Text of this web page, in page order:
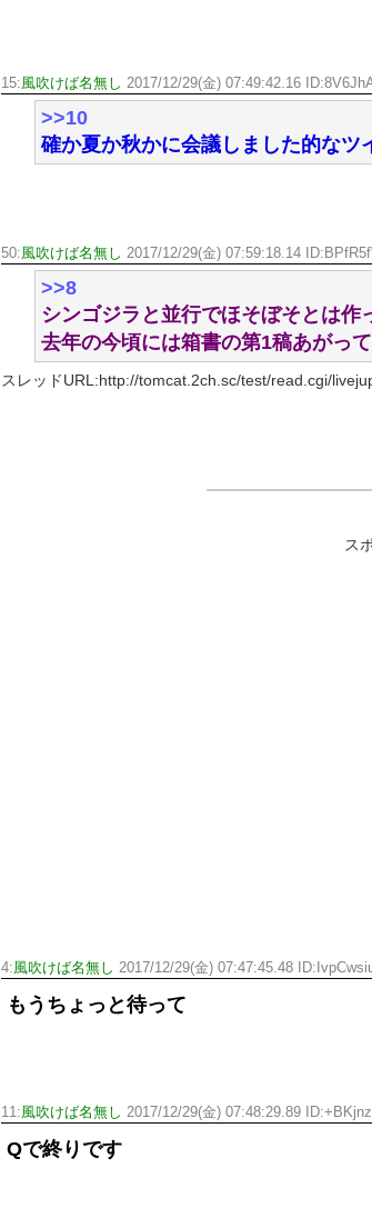
15:風吹けば名無し 2017/12/29(金) 07:49:42.16 ID:
>>10
確か夏か秋かに会議しました的なツ
50:風吹けば名無し 2017/12/29(金) 07:59:18.14 ID:
>>8
シンゴジラと並行でほそぼそとは作
去年の今頃には箱書の第1稿あがっ
スレッドURL:http://tomcat.2ch.sc/test/read.cgi/
ス
4:風吹けば名無し 2017/12/29(金) 07:47:45.48 ID:
もうちょっと待って
11:風吹けば名無し 2017/12/29(金) 07:48:29.89 ID:
Qで終りです